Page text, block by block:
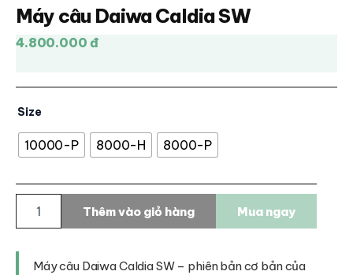
Máy câu Daiwa Caldia SW
4.800.000 đ
Size
10000-P 8000-H 8000-P
Daiwa
Caldia
Thêm vào giỏ hàng Mua ngay
Máy câu Daiwa Caldia SW – phiên bản cơ bản của